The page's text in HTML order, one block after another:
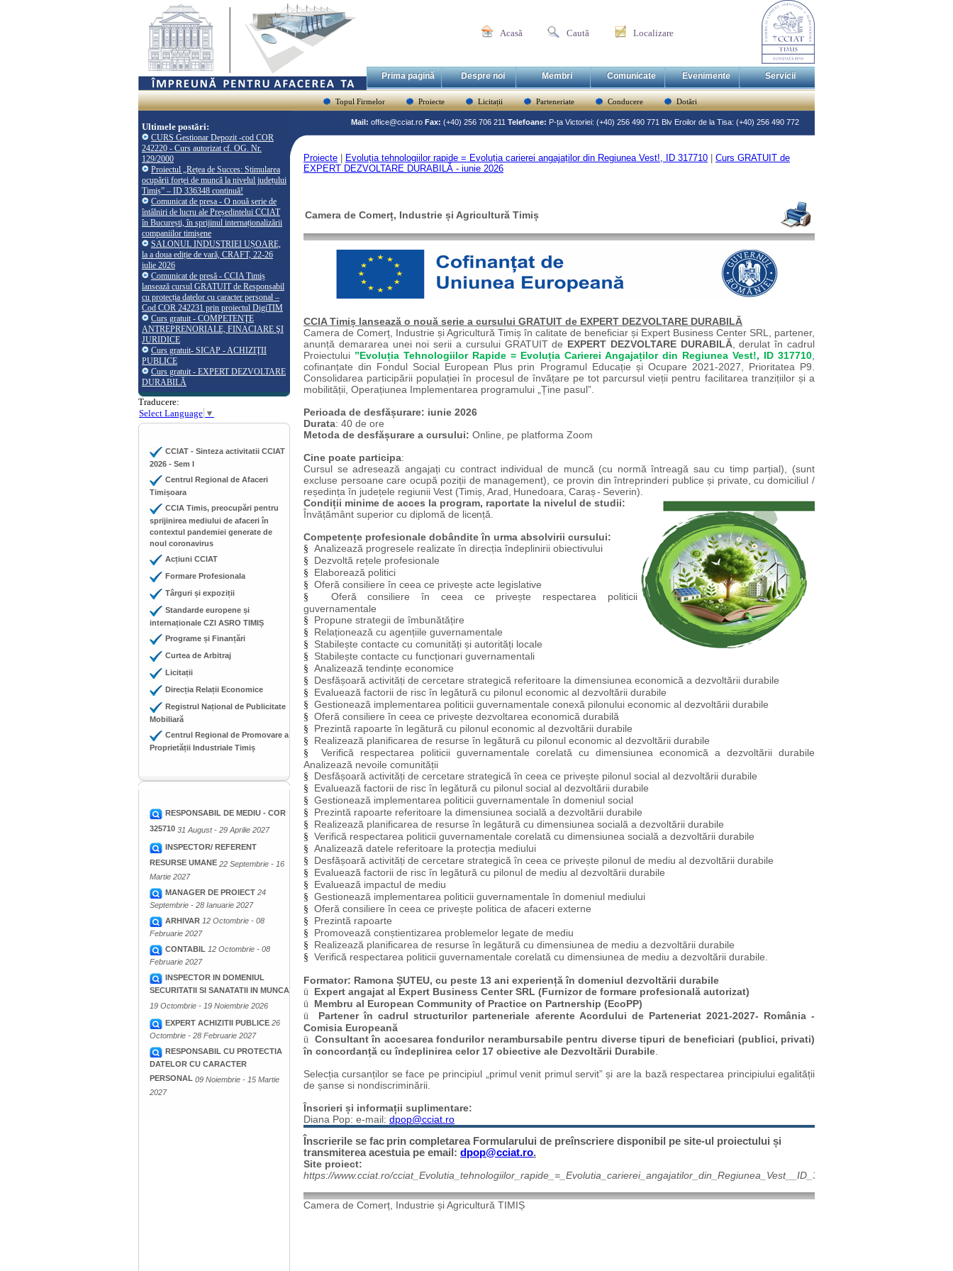
Acasă Caută Localizare
Prima pagină Despre noi Membri Comunicate Evenimente Servicii
Topul Firmelor Proiecte Licitații Parteneriate Conducere Dotări
Ultimele postări:
CURS Gestionar Depozit -cod COR
242220 - Curs autorizat cf. OG. Nr.
129/2000
Proiectul „Rețea de Succes: Stimularea
ocupării forței de muncă la nivelul județului
Timiș” – ID 336348 continuă!
Comunicat de presa - O nouă serie de
întâlniri de lucru ale Președintelui CCIAT
în București, în sprijinul internaționalizării
companiilor timișene
SALONUL INDUSTRIEI UȘOARE,
la a doua ediție de vară, CRAFT, 22-26
iulie 2026
Comunicat de presă - CCIA Timiș
lansează cursul GRATUIT de Responsabil
cu protecția datelor cu caracter personal –
Cod COR 242231 prin proiectul DigiTIM
Curs gratuit - COMPETENŢE
ANTREPRENORIALE, FINACIARE ŞI
JURIDICE
Curs gratuit- SICAP - ACHIZIŢII
PUBLICE
Curs gratuit - EXPERT DEZVOLTARE
DURABILĂ
Traducere:
Select Language ▼
CCIAT - Sinteza activitatii CCIAT
2026 - Sem I
Centrul Regional de Afaceri
Timișoara
CCIA Timis, preocupări pentru
sprijinirea mediului de afaceri în
contextul pandemiei generate de
noul coronavirus
Acțiuni CCIAT
Formare Profesionala
Târguri și expoziții
Standarde europene și
internaționale CZI ASRO TIMIȘ
Programe și Finanțări
Curtea de Arbitraj
Licitații
Direcția Relații Economice
Registrul Național de Publicitate
Mobiliară
Centrul Regional de Promovare a
Proprietății Industriale Timiș
RESPONSABIL DE MEDIU - COR
325710 31 August - 29 Aprilie 2027
INSPECTOR/ REFERENT
RESURSE UMANE 22 Septembrie - 16
Martie 2027
MANAGER DE PROIECT 24
Septembrie - 28 Ianuarie 2027
ARHIVAR 12 Octombrie - 08
Februarie 2027
CONTABIL 12 Octombrie - 08
Februarie 2027
INSPECTOR IN DOMENIUL
SECURITATII SI SANATATII IN MUNCA
19 Octombrie - 19 Noiembrie 2026
EXPERT ACHIZITII PUBLICE 26
Octombrie - 28 Februarie 2027
RESPONSABIL CU PROTECTIA
DATELOR CU CARACTER
PERSONAL 09 Noiembrie - 15 Martie
2027
Mail: office@cciat.ro Fax: (+40) 256 706 211 Telefoane: P-ța Victoriei: (+40) 256 490 771 Blv Eroilor de la Tisa: (+40) 256 490 772
Proiecte Evoluția tehnologiilor rapide = Evoluția carierei angajaților din Regiunea Vest!, ID 317710
Curs GRATUIT de
EXPERT DEZVOLTARE DURABILĂ - iunie 2026
Camera de Comerț, Industrie și Agricultură Timiș
CCIA Timiș lansează o nouă serie a cursului GRATUIT de EXPERT DEZVOLTARE DURABILĂ
Camera de Comerț, Industrie și Agricultură Timiș în calitate de beneficiar și Expert Business Center SRL,
partener,
anunță demararea unei noi serii a cursului GRATUIT de EXPERT DEZVOLTARE DURABILĂ, derulat în cadrul
Proiectului ”Evoluția Tehnologiilor Rapide = Evoluția Carierei Angajaților din Regiunea Vest!, ID 317710
cofinanțate din Fondul Social European Plus prin Programul Educație și Ocupare 2021-2027, Prioritatea P9.
Consolidarea participării populației în procesul de învățare pe tot parcursul vieții pentru facilitarea tranzițiilor și a
mobilității, Operațiunea Implementarea programului „Ține pasul”.
Perioada de desfășurare: iunie 2026
Durata: 40 de ore
Metoda de desfășurare a cursului: Online, pe platforma Zoom
Cine poate participa:
Cursul se adresează angajați cu contract individual de muncă (cu normă întreagă sau cu timp parțial), (sunt
excluse persoane care ocupă poziții de management), ce provin din întreprinderi publice și private, cu domiciliul /
reședința în județele regiunii Vest (Timiș, Arad, Hunedoara, Caraș- Severin).
Condiții minime de acces la program, raportate la nivelul de studii:
Învățământ superior cu diplomă de licență.
Competențe profesionale dobândite în urma absolvirii cursului:
§ Analizează progresele realizate în direcția îndeplinirii obiectivului
§ Dezvoltă rețele profesionale
§ Elaborează politici
§ Oferă consiliere în ceea ce privește acte legislative
§
Oferă consiliere în ceea ce privește respectarea politicii
guvernamentale
§ Propune strategii de îmbunătățire
§ Relaționează cu agențiile guvernamentale
§ Stabilește contacte cu comunități și autorități locale
§ Stabilește contacte cu funcționari guvernamentali
§ Analizează tendințe economice
§ Desfășoară activități de cercetare strategică referitoare la dimensiunea economică a dezvoltării durabile
§ Evaluează factorii de risc în legătură cu pilonul economic al dezvoltării durabile
§ Gestionează implementarea politicii guvernamentale conexă pilonului economic al dezvoltării durabile
§ Oferă consiliere în ceea ce privește dezvoltarea economică durabilă
§ Prezintă rapoarte în legătură cu pilonul economic al dezvoltării durabile
§ Realizează planificarea de resurse în legătură cu pilonul economic al dezvoltării durabile
§
Verifică respectarea politicii guvernamentale corelată cu dimensiunea economică a dezvoltării durabile
Analizează nevoile comunității
§ Desfășoară activități de cercetare strategică în ceea ce privește pilonul social al dezvoltării durabile
§ Evaluează factorii de risc în legătură cu pilonul social al dezvoltării durabile
§ Gestionează implementarea politicii guvernamentale în domeniul social
§ Prezintă rapoarte referitoare la dimensiunea socială a dezvoltării durabile
§ Realizează planificarea de resurse în legătură cu dimensiunea socială a dezvoltării durabile
§ Verifică respectarea politicii guvernamentale corelată cu dimensiunea socială a dezvoltării durabile
§ Analizează datele referitoare la protecția mediului
§ Desfășoară activități de cercetare strategică în ceea ce privește pilonul de mediu al dezvoltării durabile
§ Evaluează factorii de risc în legătură cu pilonul de mediu al dezvoltării durabile
§ Evaluează impactul de mediu
§ Gestionează implementarea politicii guvernamentale în domeniul mediului
§ Oferă consiliere în ceea ce privește politica de afaceri externe
§ Prezintă rapoarte
§ Promovează conștientizarea problemelor legate de mediu
§ Realizează planificarea de resurse în legătură cu dimensiunea de mediu a dezvoltării durabile
§ Verifică respectarea politicii guvernamentale corelată cu dimensiunea de mediu a dezvoltării durabile.
Formator: Ramona ȘUTEU, cu peste 13 ani experiență în domeniul dezvoltării durabile
ü Expert angajat al Expert Business Center SRL (Furnizor de formare profesională autorizat)
ü Membru al European Community of Practice on Partnership (EcoPP)
ü
Partener în cadrul structurilor parteneriale aferente Acordului de Parteneriat 2021-2027- România -
Comisia Europeană
ü Consultant în accesarea fondurilor nerambursabile pentru diverse tipuri de beneficiari (publici, privati)
în concordanță cu îndeplinirea celor 17 obiective ale Dezvoltării Durabile
Selecția cursanților se face pe principiul „primul venit primul servit” și are la bază respectarea principiului egalității
de șanse si nondiscriminării.
Înscrieri și informații suplimentare:
Diana Pop: e-mail: dpop@cciat.ro
Înscrierile se fac prin completarea Formularului de preînscriere disponibil pe site-ul proiectului și
transmiterea acestuia pe email: dpop@cciat.ro.
Site proiect:
https://www.cciat.ro/cciat_Evolutia_tehnologiilor_rapide_=_Evolutia_carierei_angajatilor_din_Regiunea_Vest__ID_317710
Camera de Comerț, Industrie și Agricultură TIMIȘ